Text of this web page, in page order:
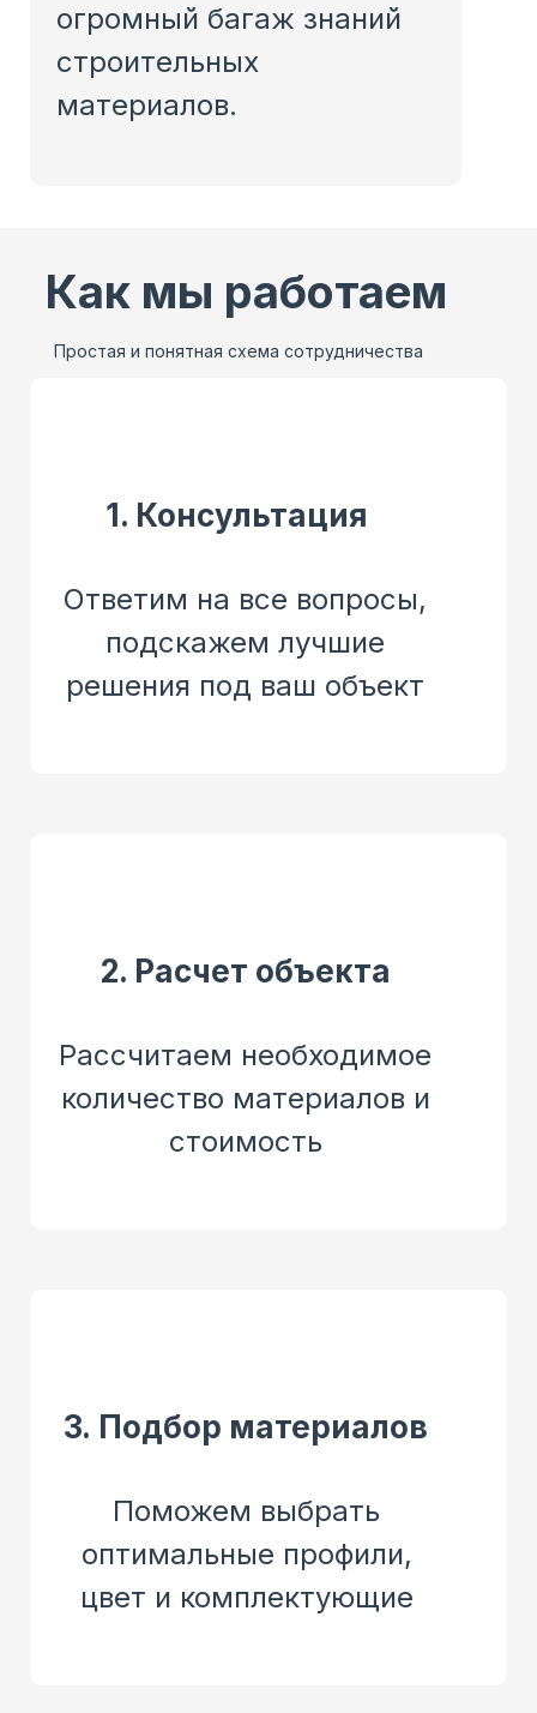
огромный багаж знаний
строительных
материалов.
Ответим на все вопросы,
подскажем лучшие
решения под ваш объект
1. Консультация
Рассчитаем необходимое
количество материалов и
стоимость
2. Расчет объекта
Поможем выбрать
оптимальные профили,
цвет и комплектующие
3. Подбор материалов
Простая и понятная схема сотрудничества
Как мы работаем